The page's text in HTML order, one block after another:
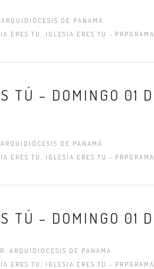
ARQUIDIÓCESIS DE PANAMÁ
ERES TU , IGLESIA ERES TU - PRPGRAMA
TÚ – DOMINGO 01
ARQUIDIÓCESIS DE PANAMÁ
ERES TU , IGLESIA ERES TU - PRPGRAMA
TÚ – DOMINGO 01
ARQUIDIÓCESIS DE PANAMÁ
ERES TU , IGLESIA ERES TU - PRPGRAMA